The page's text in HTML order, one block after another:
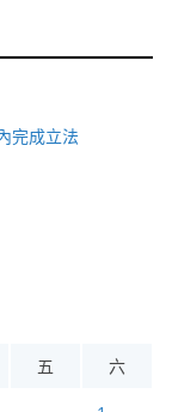
完成立法
五 六